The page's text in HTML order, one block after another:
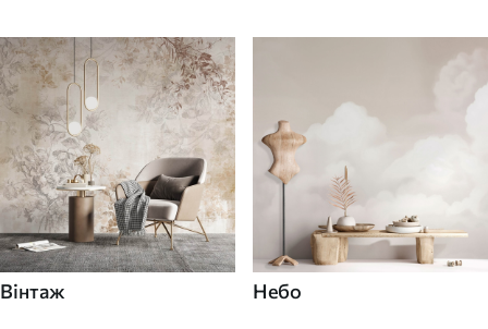
Вінтаж Небо